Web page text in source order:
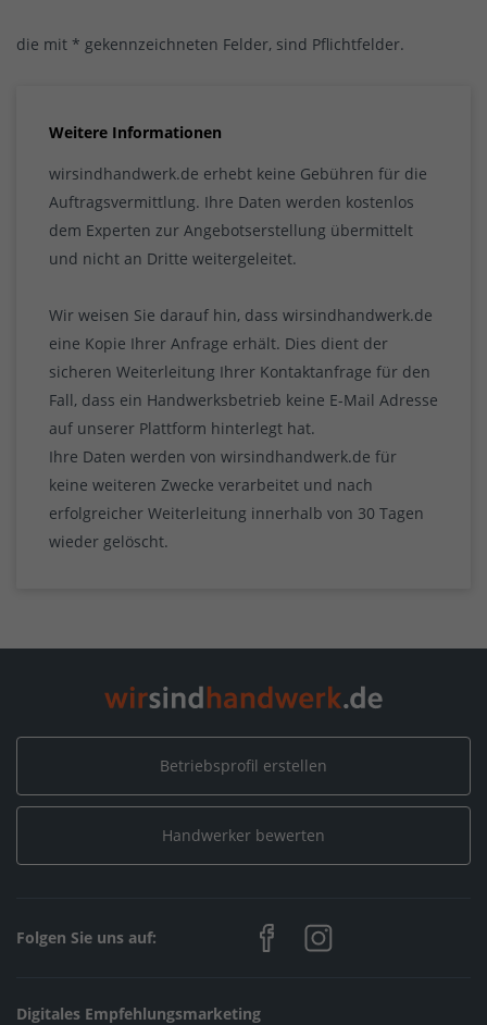
die mit * gekennzeichneten Felder, sind Pflichtfelder.
Weitere Informationen
wirsindhandwerk.de erhebt keine Gebühren für die
Auftragsvermittlung. Ihre Daten werden kostenlos
dem Experten zur Angebotserstellung übermittelt
und nicht an Dritte weitergeleitet.
Wir weisen Sie darauf hin, dass wirsindhandwerk.de
eine Kopie Ihrer Anfrage erhält. Dies dient der
sicheren Weiterleitung Ihrer Kontaktanfrage für den
Fall, dass ein Handwerksbetrieb keine E-Mail Adresse
auf unserer Plattform hinterlegt hat.
Ihre Daten werden von wirsindhandwerk.de für
keine weiteren Zwecke verarbeitet und nach
erfolgreicher Weiterleitung innerhalb von 30 Tagen
wieder gelöscht.
Betriebsprofil erstellen
Handwerker bewerten
Folgen Sie uns auf:
Digitales Empfehlungsmarketing